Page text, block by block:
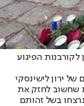
לקורבנות הפיגוע
של ירון לישינסקי
שחשוב לחזק את
בשל זהותם